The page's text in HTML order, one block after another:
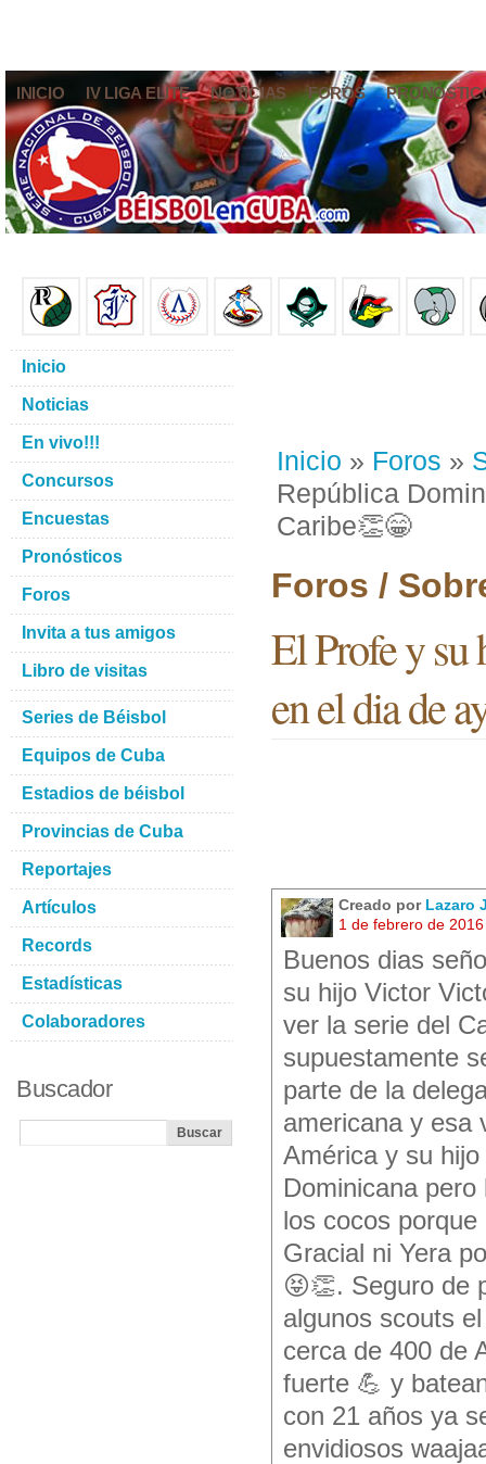
INICIO IV LIGA ELITE NOTICIAS FOROS
Inicio » Foros »
República
Caribe👏😁
Foros /
El Profe y su
en el dia de
Creado por Lazaro
1 de febrero de
Buenos dias
su hijo Victor
ver la serie del
supuestamente
parte de la
americana y esa
América y su
Dominicana
los cocos
Gracial ni Yera
😝👏. Seguro de
algunos scouts
cerca de 400 de
fuerte 💪 y
con 21 años ya
envidiosos
Inicio
Noticias
En vivo!!!
Concursos
Encuestas
Pronósticos
Foros
Invita a tus amigos
Libro de visitas
Series de Béisbol
Equipos de Cuba
Estadios de béisbol
Provincias de Cuba
Reportajes
Artículos
Records
Estadísticas
Colaboradores
Buscador